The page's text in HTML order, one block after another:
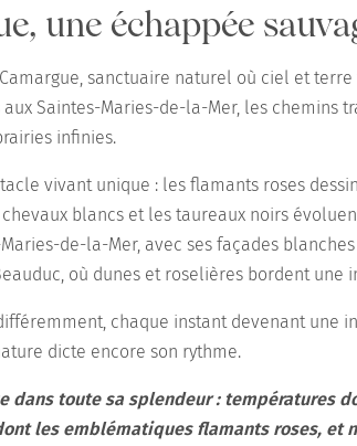
une échappée
sanctuaire naturel où ciel et
Saintes-Maries-de-la-Mer, les chemins
infinies.
vivant unique : les flamants roses
blancs et les taureaux noirs
de-la-Mer, avec ses façades
où dunes et roselières bordent une
chaque instant devenant une
dicte encore son rythme.
dans toute sa splendeur : températures
les emblématiques flamants roses, et